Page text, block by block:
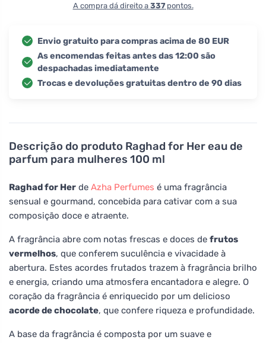
Descrição do produto Raghad for Her eau de
parfum para mulheres 100 ml
Raghad for Her de Azha Perfumes é uma fragrância
sensual e gourmand, concebida para cativar com a sua
composição doce e atraente.
A fragrância abre com notas frescas e doces de frutos
vermelhos, que conferem suculência e vivacidade à
abertura. Estes acordes frutados trazem à fragrância brilho
e energia, criando uma atmosfera encantadora e alegre. O
coração da fragrância é enriquecido por um delicioso
acorde de chocolate, que confere riqueza e profundidade.
A base da fragrância é composta por um suave e
A compra dá direito a 337pontos.
Envio gratuito para compras acima de 80 EUR
As encomendas feitas antes das 12:00 são
despachadas imediatamente
Trocas e devoluções gratuitas dentro de 90 dias